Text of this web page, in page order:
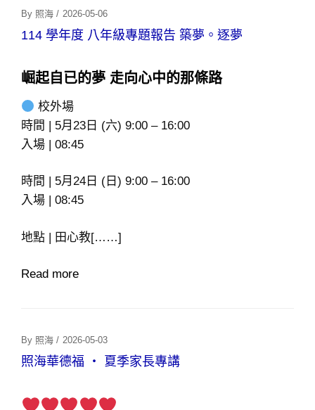
By 照海 / Posted
On
2026-05-06
114 學年度 八年級專題報告 築夢。逐夢
崛起自已的夢 走向心中的那條路
校外場
時間 | 5月23日 (六) 9:00 – 16:00
入場 | 08:45
時間 | 5月24日 (日) 9:00 – 16:00
入場 | 08:45
地點 | 田心教[……]
Read more
By 照海 / Posted
On
2026-05-03
照海華德福 ‧ 夏季家長專講